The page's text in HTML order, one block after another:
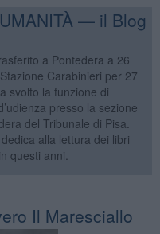
— il Blog
a Pontedera a 26
Carabinieri per 27
svolto la funzione di
presso la sezione
del Tribunale di Pisa.
alla lettura dei libri
questi anni.
Il Maresciallo